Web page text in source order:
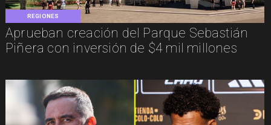
REGIONES
Aprueban creación del Parque Sebastián
Piñera con inversión de $4 mil millones